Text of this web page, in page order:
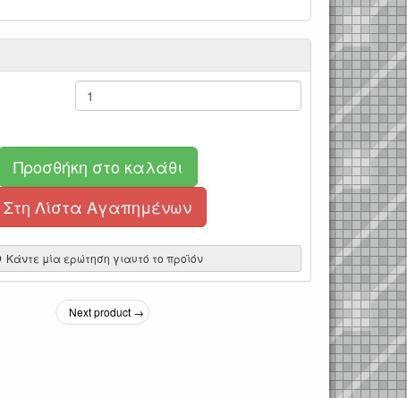
Προσθήκη στο καλάθι
Στη Λίστα Αγαπημένων
Κάντε μία ερώτηση γιαυτό το προϊόν
Next product →